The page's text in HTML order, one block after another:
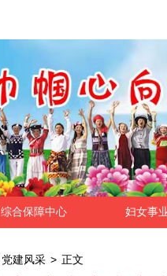
综合保障中心 妇女事
党建风采 > 正文